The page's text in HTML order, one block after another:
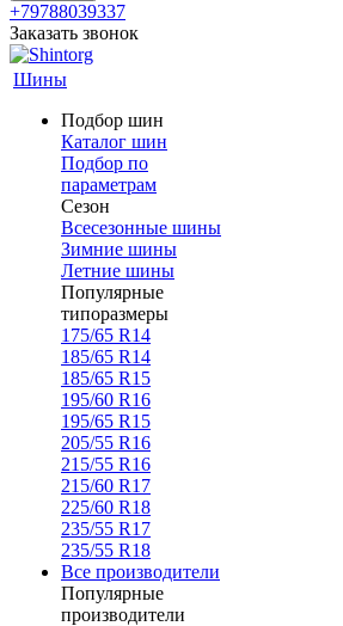
+79788039337
Заказать звонок
Шины
Подбор шин
Каталог шин
Подбор по
параметрам
Сезон
Всесезонные шины
Зимние шины
Летние шины
Популярные
типоразмеры
175/65 R14
185/65 R14
185/65 R15
195/60 R16
195/65 R15
205/55 R16
215/55 R16
215/60 R17
225/60 R18
235/55 R17
235/55 R18
Все производители
Популярные
производители